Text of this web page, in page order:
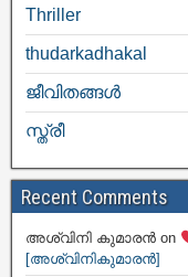
Thriller
thudarkadhakal
ജീവിതങ്ങള്‍
സ്ത്രീ
Recent Comments
അശ്വിനി കുമാരൻ on
[അശ്വിനികുമാരൻ]